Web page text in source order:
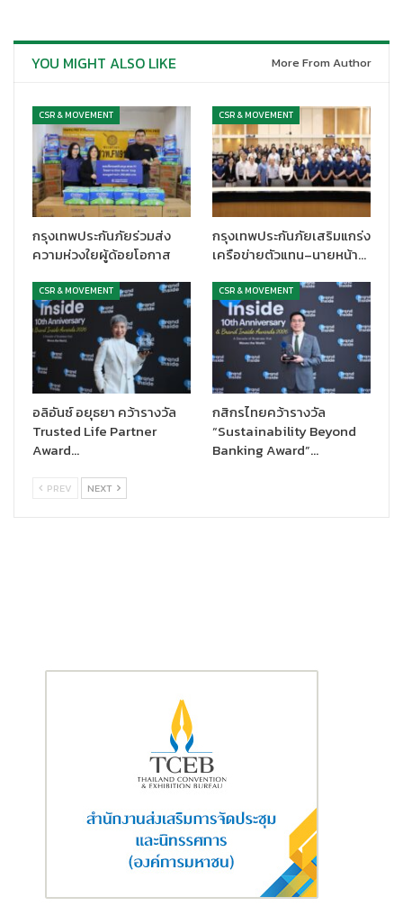
สงค์ ทัพชัยยุทธ์ ปลัดกระทรวงแรงงาน ให้เกียรติมอบโล่แก่บริษัทผู้
Director บริษัท เอสซีจี ดิสทริบิวชั่น จำกัด เป็นผู้แทนรับมอบ
การสนับสนุนในครั้งนี้ ตอกย้ำถึงความมุ่งมั่นของบริษัท เอสซีจี ดิสทริ
บิวชั่น จำกัด ในการพัฒนาทักษะแรงงานไทย ผ่านการใช้งานเครื่องมือ
ช่างที่มีคุณภาพสูง แข็งแรง ทนทาน และปลอดภัย เหมาะสำหรับช่างมือ
อาชีพ เพื่อเตรียมความพร้อมสู่เวทีการแข่งขันระดับนานาชาติ
ให้พัฒนาทักษะให้ได้มาตรฐานสากล ทันต่อเทคโนโลยีสมัยใหม่ พร้อม
เลือกตัวแทนเยาวชนไทยเข้าร่วมการแข่งขันฝีมือแรงงานระดับ
อาเซียน เอเชีย และนานาชาติ ซึ่งเป็นเวทีสำคัญในการแลกเปลี่ยนองค์
ความรู้และเทคโนโลยีใหม่ ๆ ระหว่างประเทศ นำมาปรับใช้กับการ
พัฒนาแรงงานไทยให้มีศักยภาพสูงขึ้น และสร้างชื่อเสียงให้กับ
YOU MIGHT ALSO LIKE More From Author
CSR & MOVEMENT
กรุงเทพประกันภัยร่วมส่ง
ความห่วงใยผู้ด้อยโอกาส
CSR & MOVEMENT
กรุงเทพประกันภัยเสริมแกร่ง
เครือข่ายตัวแทน–นายหน้า…
CSR & MOVEMENT
อลิอันซ์ อยุธยา คว้ารางวัล
Trusted Life Partner
Award…
CSR & MOVEMENT
กสิกรไทยคว้ารางวัล
“Sustainability Beyond
Banking Award”…
PREV NEXT